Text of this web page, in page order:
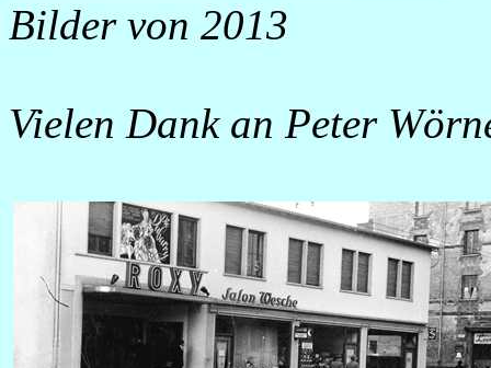
Bilder von 2013
Vielen Dank an Peter